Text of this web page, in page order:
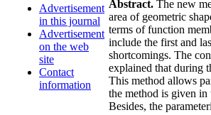
Advertisement
in this journal
Advertisement
on the web
site
Contact
information
Abstract. The new
area of geometric
terms of function
include the first and
shortcomings. The
explained that during
This method allows
the method is given in
Besides, the